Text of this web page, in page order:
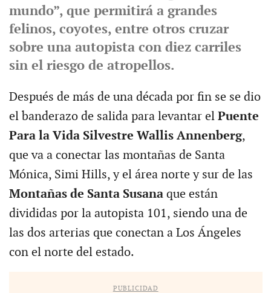
mundo”, que permitirá a grandes
felinos, coyotes, entre otros cruzar
sobre una autopista con diez carriles
sin el riesgo de atropellos.
Después de más de una década por fin se se dio
el banderazo de salida para levantar el Puente
Para la Vida Silvestre Wallis Annenberg,
que va a conectar las montañas de Santa
Mónica, Simi Hills, y el área norte y sur de las
Montañas de Santa Susanaque están
divididas por la autopista 101, siendo una de
las dos arterias que conectan a Los Ángeles
con el norte del estado.
PUBLICIDAD